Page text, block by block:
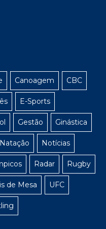
Canoagem CBC
E-Sports
Gestão Ginástica
Natação Notícias
Radar Rugby
de Mesa UFC